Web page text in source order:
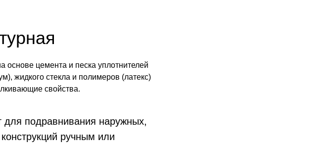
цемента и песка уплотнителей
жидкого стекла и полимеров (латекс)
свойства.
для подравнивания наружных,
ручным или